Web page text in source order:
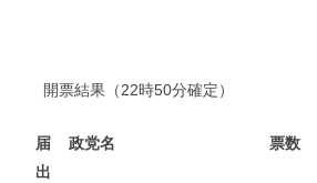
開票結果（22時50分確定）
届
出
政党名 票数